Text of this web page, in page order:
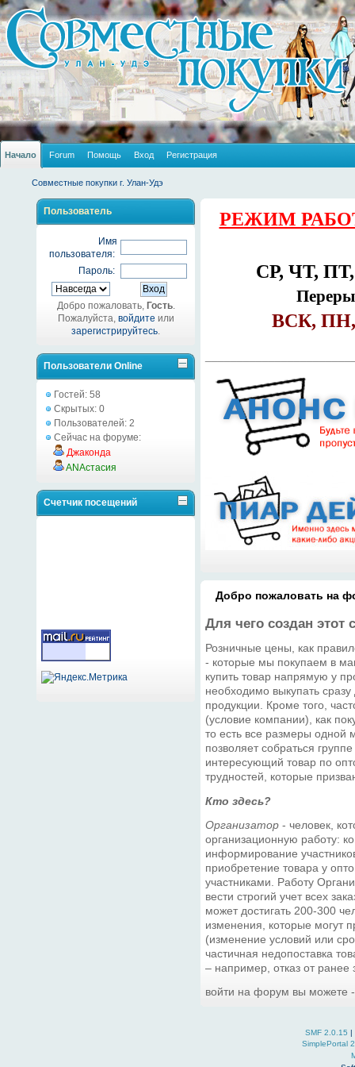
Начало Forum Помощь Вход Регистрация
Совместные покупки г. Улан-Удэ
Пользователь
Имя
пользователя:
Пароль:
Добро пожаловать, Гость.
Пожалуйста, войдитеили
зарегистрируйтесь.
Пользователи Online
Гостей: 58
Скрытых: 0
Пользователей: 2
Сейчас на форуме:
Джаконда
ANAстасия
Счетчик посещений
РЕЖИМ
СР, ЧТ,
ВСК, ПН,
Добро пожаловать на
Для чего создан этот
Розничные цены, как
- которые мы покупаем в
купить товар напрямую у
необходимо выкупать
продукции. Кроме того,
(условие компании), как
то есть все размеры одной
позволяет собраться
интересующий товар по
трудностей, которые
Кто здесь?
Организатор - человек,
организационную работу:
информирование
приобретение товара у
участниками. Работу
вести строгий учет всех
может достигать 200-300
изменения, которые могут
(изменение условий или
частичная недопоставка
– например, отказ от ранее
войти на форум вы можете
SMF 2.0.15 |
SimplePortal